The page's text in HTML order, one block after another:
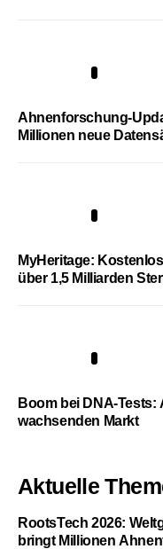
Ahnenforschung-
Millionen neue
MyHeritage:
über 1,5 Milliarden
Boom bei DNA-
wachsenden Markt
Aktuelle
RootsTech 2026:
bringt Millionen